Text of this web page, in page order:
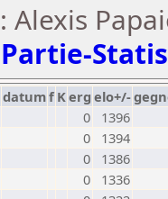
Alexis
datumf Kerg elo+/-
0
1396
0
1394
0
1386
0
1336